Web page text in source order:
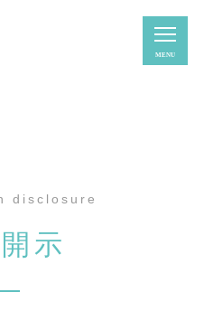
MENU
disclosure
示